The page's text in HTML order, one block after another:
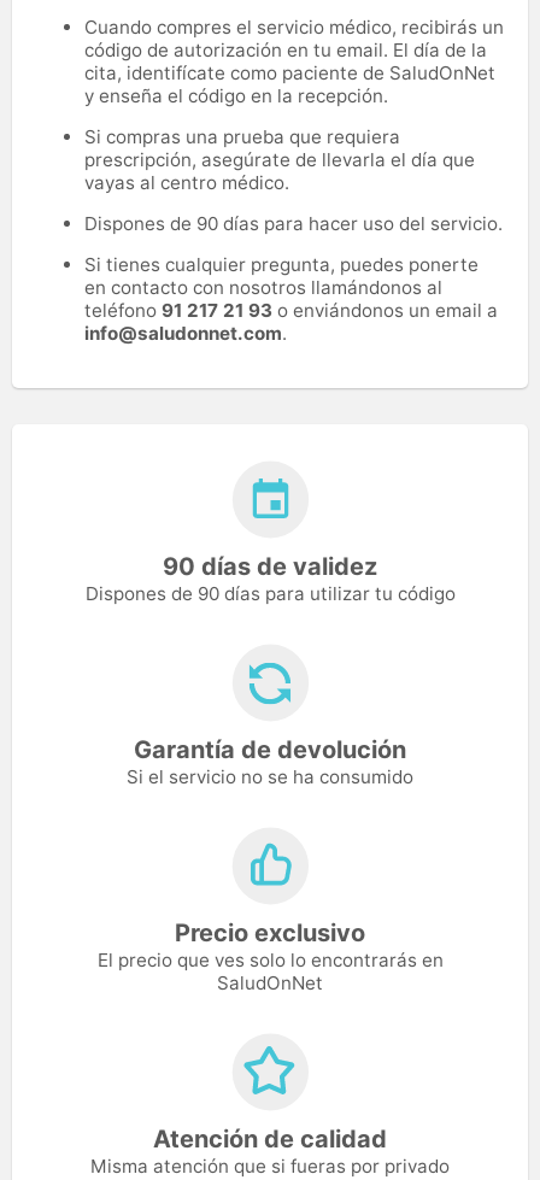
Cuando compres el servicio médico, recibirás un
código de autorización en tu email. El día de la
cita, identifícate como paciente de SaludOnNet
y enseña el código en la recepción.
Si compras una prueba que requiera
prescripción, asegúrate de llevarla el día que
vayas al centro médico.
Dispones de 90 días para hacer uso del servicio.
Si tienes cualquier pregunta, puedes ponerte
en contacto con nosotros llamándonos al
teléfono 91 217 21 93 o enviándonos un email a
info@saludonnet.com.
90 días de validez
Dispones de 90 días para utilizar tu código
Garantía de devolución
Si el servicio no se ha consumido
Precio exclusivo
El precio que ves solo lo encontrarás en
SaludOnNet
Atención de calidad
Misma atención que si fueras por privado